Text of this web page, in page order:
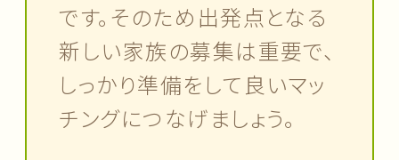
です。そのため出発点となる
新しい家族の募集は重要で、
しっかり準備をして良いマッ
チングにつなげましょう。